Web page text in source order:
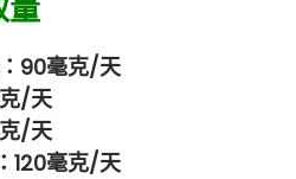
量
90毫克/天
/天
/天
120毫克/天